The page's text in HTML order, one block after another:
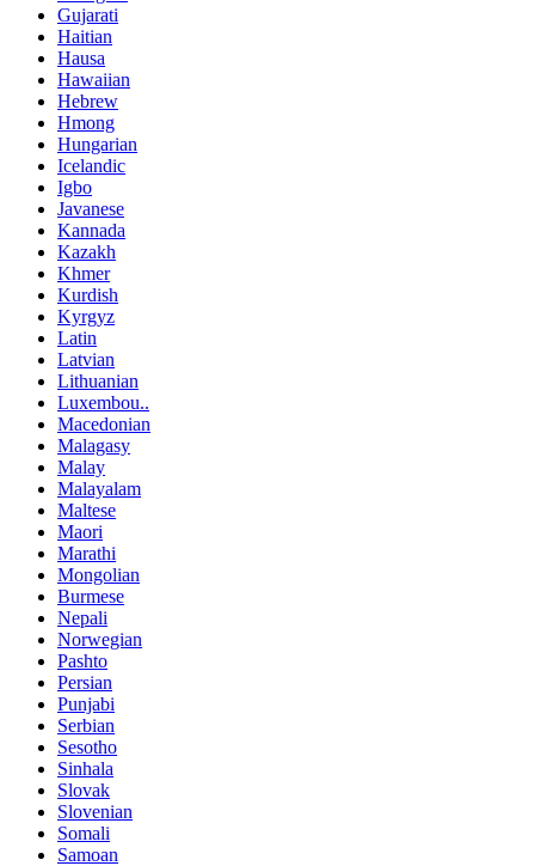
Gujarati
Haitian
Hausa
Hawaiian
Hebrew
Hmong
Hungarian
Icelandic
Igbo
Javanese
Kannada
Kazakh
Khmer
Kurdish
Kyrgyz
Latin
Latvian
Lithuanian
Luxembou..
Macedonian
Malagasy
Malay
Malayalam
Maltese
Maori
Marathi
Mongolian
Burmese
Nepali
Norwegian
Pashto
Persian
Punjabi
Serbian
Sesotho
Sinhala
Slovak
Slovenian
Somali
Samoan